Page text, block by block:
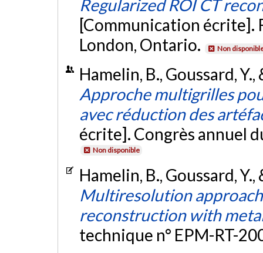
Regularized ROI CT
[Communication écrite].
London, Ontario.
Non
Hamelin, B., Goussard,
Approche multigrilles
avec réduction des
écrite]. Congrès annuel
Non disponible
Hamelin, B., Goussard,
Multiresolution
reconstruction with
technique n° EPM-RT-